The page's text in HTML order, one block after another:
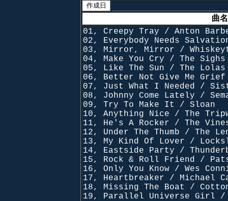
作成日
曲
01, Creepy Tray / Anton
02, Everybody Needs
03, Mirror, Mirror /
04, Make You Cry / The Sighs
05, Like The Sun / The Lolas
06, Better Not Give Me Grief
07, Just What I Needed /
08, Johnny Come Lately /
09, Try To Make It / Sloan
10, Anything Nice / The
11, He's A Rocker / The
12, Under The Thumb / The
13, My Kind Of Lover /
14, Eastside Party /
15, Rock & Roll Friend /
16, Only You Know / Wes
17, Heartbreaker / Michael
18, Missing The Boat /
19, Parallel Universe Girl /